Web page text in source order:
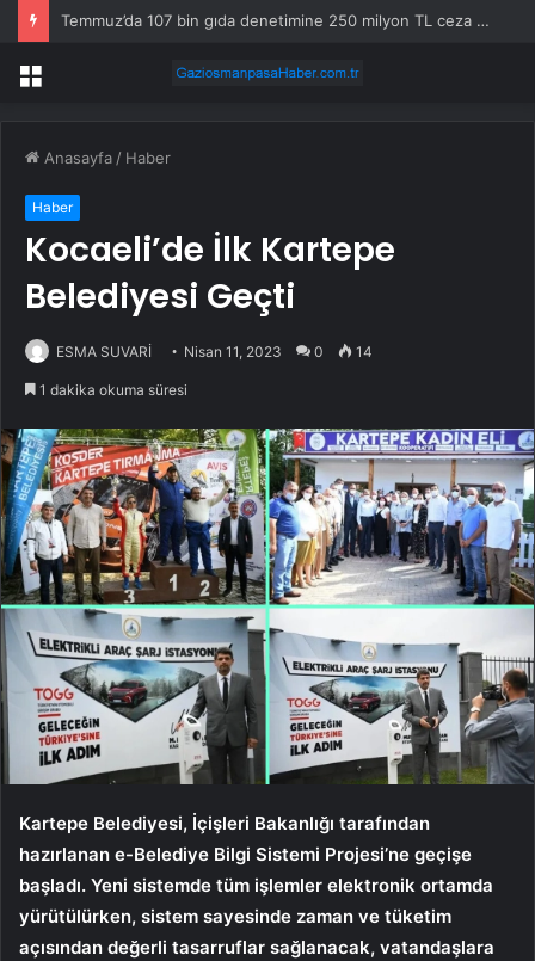
Temmuz’da 107 bin gıda denetimine 250 milyon TL ceza kesildi
Menü
Anasayfa / Haber
Haber
Kocaeli’de İlk Kartepe
Belediyesi Geçti
ESMA SUVARİ Nisan 11, 2023 0 14
1 dakika okuma süresi
Kartepe Belediyesi, İçişleri Bakanlığı tarafından
hazırlanan e-Belediye Bilgi Sistemi Projesi’ne geçişe
başladı. Yeni sistemde tüm işlemler elektronik ortamda
yürütülürken, sistem sayesinde zaman ve tüketim
açısından değerli tasarruflar sağlanacak, vatandaşlara